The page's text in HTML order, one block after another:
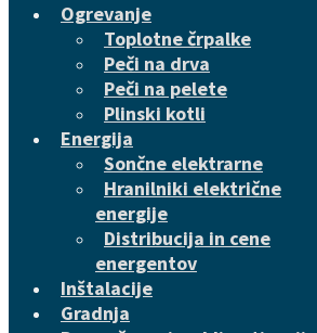
Ogrevanje
Toplotne črpalke
Peči na drva
Peči na pelete
Plinski kotli
Energija
Sončne elektrarne
Hranilniki električne
energije
Distribucija in cene
energentov
Inštalacije
Gradnja